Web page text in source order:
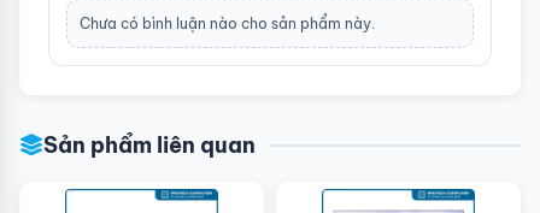
Chưa có bình luận nào cho sản phẩm này.
Sản phẩm liên quan